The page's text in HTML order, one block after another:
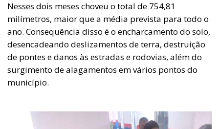
Nesses dois meses choveu o total de 754,81
milímetros, maior que a média prevista para todo o
ano. Consequência disso é o encharcamento do solo,
desencadeando deslizamentos de terra, destruição
de pontes e danos às estradas e rodovias, além do
surgimento de alagamentos em vários pontos do
município.